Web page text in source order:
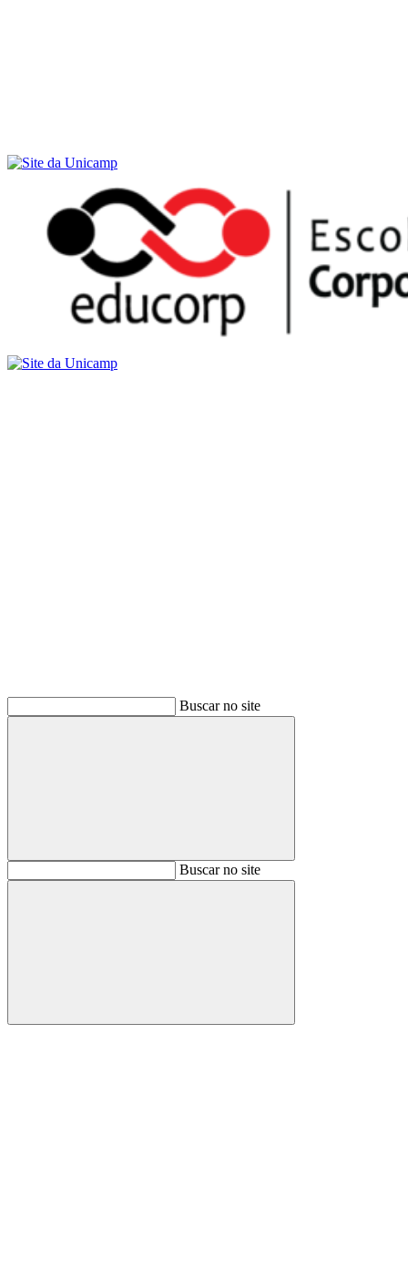
Buscar no site
BuscarBuscar no site
Buscar